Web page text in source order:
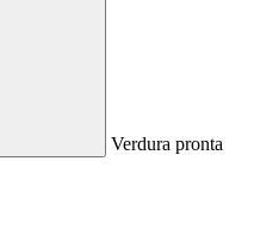
Verdura pronta